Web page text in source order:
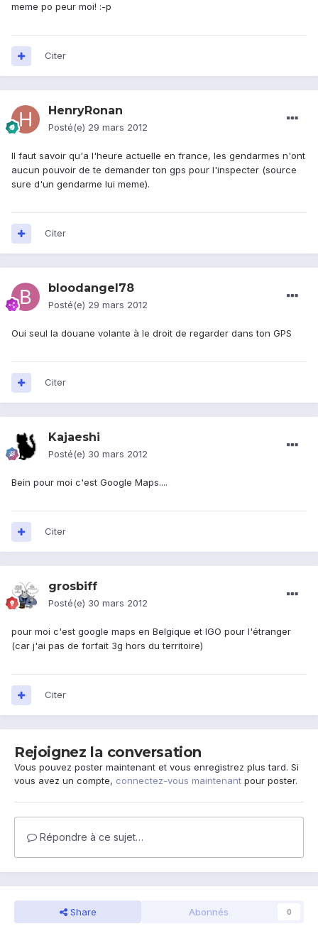
meme po peur moi! :-p
Citer
HenryRonan
Posté(e) 29 mars 2012
Il faut savoir qu'a l'heure actuelle en france, les gendarmes n'ont
aucun pouvoir de te demander ton gps pour l'inspecter (source
sure d'un gendarme lui meme).
Citer
bloodangel78
Posté(e) 29 mars 2012
Oui seul la douane volante à le droit de regarder dans ton GPS
Citer
Kajaeshi
Posté(e) 30 mars 2012
Bein pour moi c'est Google Maps....
Citer
grosbiff
Posté(e) 30 mars 2012
pour moi c'est google maps en Belgique et IGO pour l'étranger
(car j'ai pas de forfait 3g hors du territoire)
Citer
Rejoignez la conversation
Vous pouvez poster maintenant et vous enregistrez plus tard. Si
vous avez un compte, connectez-vous maintenant pour poster.
Répondre à ce sujet…
Share Abonnés 0